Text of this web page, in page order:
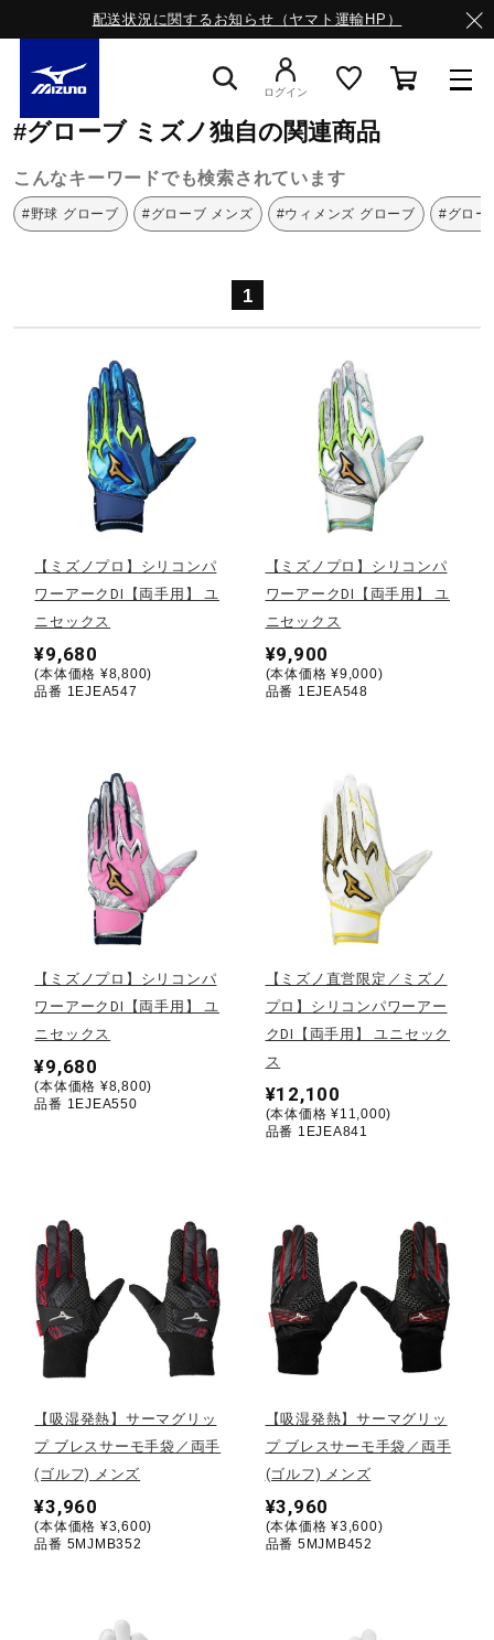
配送状況に関するお知らせ（ヤマト運輸HP）
ライフスタイルウエア
サッカー／フットサル
トレーニング
野球
バレーボール
テニス／ソフトテニス
陸上競技
柔道
ウィンタースポーツ
ワーキング
ウォーキングシューズ
ログイン
ミズノ公式オンライン ミズノ独自
#グローブ ミズノ独自の関連商品
こんなキーワードでも検索されています
#野球 グローブ #グローブ メンズ #ウィメンズ グローブ #グロー
1
【ミズノプロ】シリコンパ
ワーアークDI【両手用】 ユ
ニセックス
¥9,680
(本体価格 ¥8,800)
品番 1EJEA547
【ミズノプロ】シリコンパ
ワーアークDI【両手用】 ユ
ニセックス
¥9,900
(本体価格 ¥9,000)
品番 1EJEA548
【ミズノプロ】シリコンパ
ワーアークDI【両手用】 ユ
ニセックス
¥9,680
(本体価格 ¥8,800)
品番 1EJEA550
【ミズノ直営限定／ミズノ
プロ】シリコンパワーアー
クDI【両手用】 ユニセック
ス
¥12,100
(本体価格 ¥11,000)
品番 1EJEA841
【吸湿発熱】サーマグリッ
プ ブレスサーモ手袋／両手
(ゴルフ) メンズ
¥3,960
(本体価格 ¥3,600)
品番 5MJMB352
【吸湿発熱】サーマグリッ
プ ブレスサーモ手袋／両手
(ゴルフ) メンズ
¥3,960
(本体価格 ¥3,600)
品番 5MJMB452